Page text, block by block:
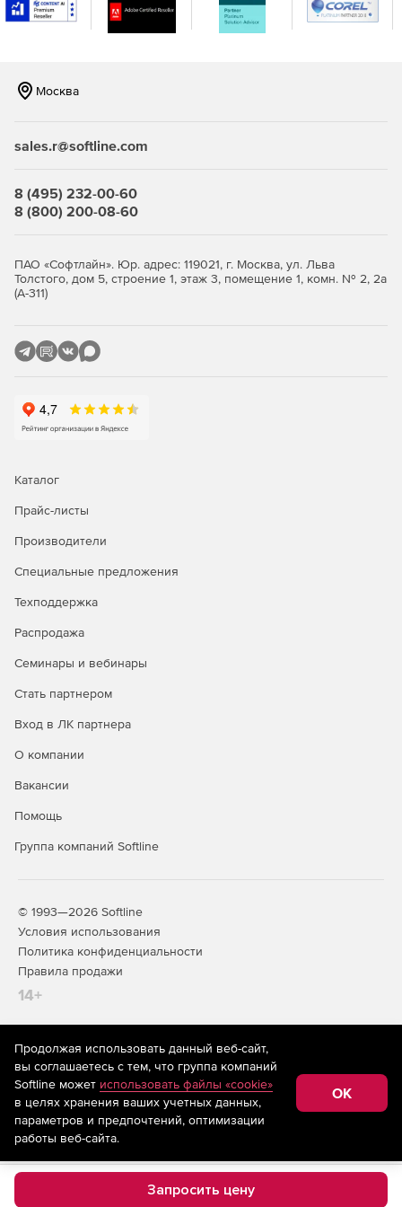
Запросить цену
Москва
sales.r@softline.com
8 (495) 232-00-60
8 (800) 200-08-60
ПАО «Софтлайн». Юр. адрес: 119021, г. Москва, ул. Льва
Толстого, дом 5, строение 1, этаж 3, помещение 1, комн. № 2, 2а
(А-311)
Каталог
Прайс-листы
Производители
Специальные предложения
Техподдержка
Распродажа
Семинары и вебинары
Стать партнером
Вход в ЛК партнера
О компании
Вакансии
Помощь
Группа компаний Softline
© 1993—2026 Softline
Условия использования
Политика конфиденциальности
Правила продажи
14+
На информационном ресурсе store.softline.ru применяются
рекомендательные технологии(информационные технологии
предоставления информации на основе сбора,
систематизации и анализа сведений, относящихся к
предпочтениям пользователей сети «Интернет»,
находящихся на территории Российской Федерации)
Продолжая использовать данный веб-сайт,
вы соглашаетесь с тем, что группа компаний
Softline может использовать файлы «cookie»
в целях хранения ваших учетных данных,
параметров и предпочтений, оптимизации
работы веб-сайта.
OK